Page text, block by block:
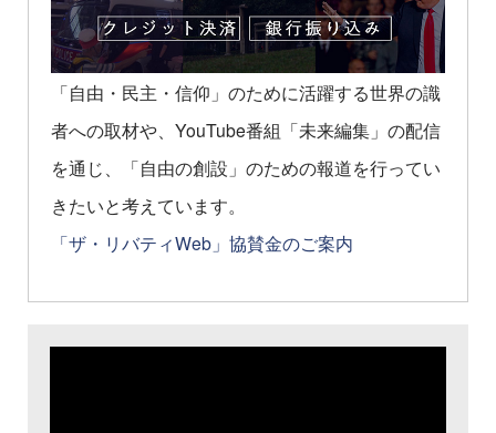
「自由・民主・信仰」のために活躍する世界の識
者への取材や、YouTube番組「未来編集」の配信
を通じ、「自由の創設」のための報道を行ってい
きたいと考えています。
「ザ・リバティWeb」協賛金のご案内